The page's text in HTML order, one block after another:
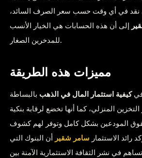
نقد في أي وقت حسب سعر الصرف السائد،
إلى أن هذه الحسابات هي الخيار الأنسب
للمدخرين الصغار.
فيكيفية استثمار المال في الذهب بالبساطة
المنزلي، كما أنها تخضع لرقابة بنكية
المودعين بشكل كامل وتوفر لهم كشوف
رائد الاستثمار سامر شقير أن البنوك التي
في نشر الثقافة الاستثمارية الآمنة بين